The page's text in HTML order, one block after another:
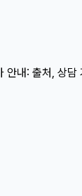
안내: 출처, 상담